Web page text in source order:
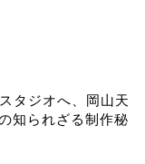
タジオへ、岡山天
知られざる制作秘